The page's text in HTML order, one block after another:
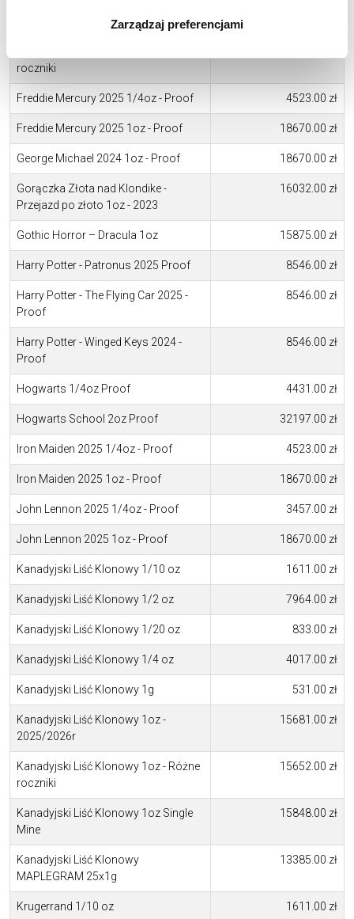
korzystamy. Możesz również wybrać jaki rodzaj plików
Zarządzaj preferencjami
dokonać zmiany wybranych przez Ciebie plików cookie.
Zarządzaj preferencjami
roczniki
Freddie Mercury 2025 1/4oz - Proof 4523.00 zł
Freddie Mercury 2025 1oz - Proof 18670.00 zł
George Michael 2024 1oz - Proof 18670.00 zł
Gorączka Złota nad Klondike -
Przejazd po złoto 1oz - 2023
16032.00 zł
Gothic Horror – Dracula 1oz 15875.00 zł
Harry Potter - Patronus 2025 Proof 8546.00 zł
Harry Potter - The Flying Car 2025 -
Proof
8546.00 zł
Harry Potter - Winged Keys 2024 -
Proof
8546.00 zł
Hogwarts 1/4oz Proof 4431.00 zł
Hogwarts School 2oz Proof 32197.00 zł
Iron Maiden 2025 1/4oz - Proof 4523.00 zł
Iron Maiden 2025 1oz - Proof 18670.00 zł
John Lennon 2025 1/4oz - Proof 3457.00 zł
John Lennon 2025 1oz - Proof 18670.00 zł
Kanadyjski Liść Klonowy 1/10 oz 1611.00 zł
Kanadyjski Liść Klonowy 1/2 oz 7964.00 zł
Kanadyjski Liść Klonowy 1/20 oz 833.00 zł
Kanadyjski Liść Klonowy 1/4 oz 4017.00 zł
Kanadyjski Liść Klonowy 1g 531.00 zł
Kanadyjski Liść Klonowy 1oz -
2025/2026r
15681.00 zł
Kanadyjski Liść Klonowy 1oz - Różne
roczniki
15652.00 zł
Kanadyjski Liść Klonowy 1oz Single
Mine
15848.00 zł
Kanadyjski Liść Klonowy
MAPLEGRAM 25x1g
13385.00 zł
Krugerrand 1/10 oz 1611.00 zł